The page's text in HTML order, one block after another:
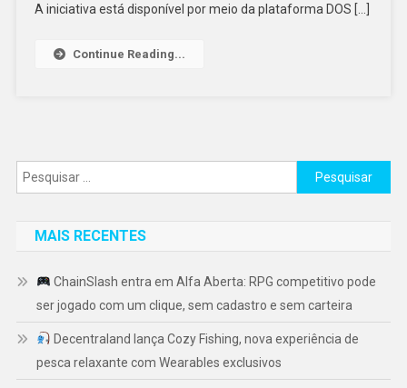
A iniciativa está disponível por meio da plataforma DOS […]
Continue Reading...
Pesquisar
por:
MAIS RECENTES
ChainSlash entra em Alfa Aberta: RPG competitivo pode
ser jogado com um clique, sem cadastro e sem carteira
Decentraland lança Cozy Fishing, nova experiência de
pesca relaxante com Wearables exclusivos